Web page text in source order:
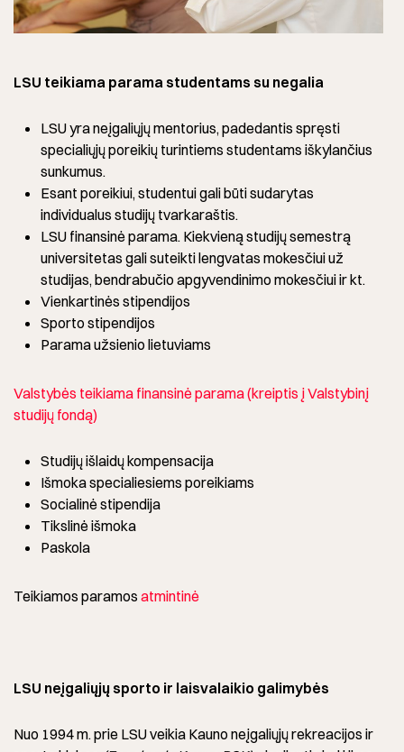
LSU teikiama parama studentams su negalia
LSU yra neįgaliųjų mentorius, padedantis spręsti
specialiųjų poreikių turintiems studentams iškylančius
sunkumus.
Esant poreikiui, studentui gali būti sudarytas
individualus studijų tvarkaraštis.
LSU finansinė parama. Kiekvieną studijų semestrą
universitetas gali suteikti lengvatas mokesčiui už
studijas, bendrabučio apgyvendinimo mokesčiui ir kt.
Vienkartinės stipendijos
Sporto stipendijos
Parama užsienio lietuviams
Valstybės teikiama finansinė parama (kreiptis į Valstybinį
studijų fondą)
Studijų išlaidų kompensacija
Išmoka specialiesiems poreikiams
Socialinė stipendija
Tikslinė išmoka
Paskola
Teikiamos paramos atmintinė
LSU neįgaliųjų sporto ir laisvalaikio galimybės
Nuo 1994 m. prie LSU veikia Kauno neįgaliųjų rekreacijos ir